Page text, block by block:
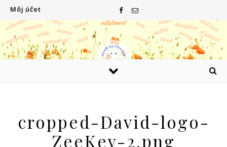
Môj účet
cropped-David-logo-
ZeeKey-2.png